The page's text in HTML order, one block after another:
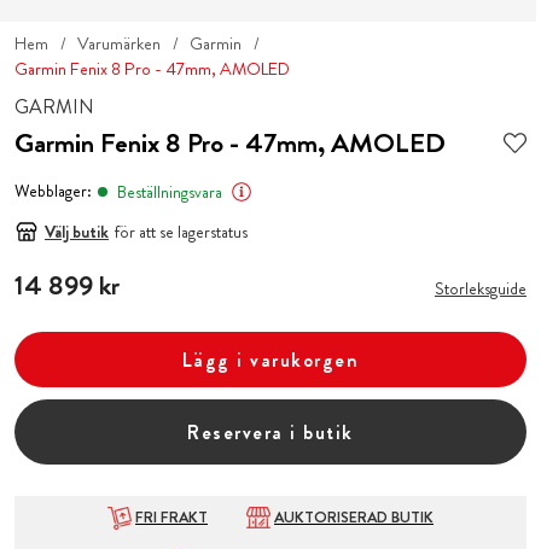
Hem Varumärken
Garmin
Garmin Fenix 8 Pro - 47mm, AMOLED
GARMIN
Garmin Fenix 8 Pro - 47mm, AMOLED
Webblager:
Beställningsvara
Välj butik för att se lagerstatus
Pris :14 899 kr
14 899 kr Storleksguide
Lägg i varukorgen
Reservera i butik
FRI FRAKT
AUKTORISERAD BUTIK